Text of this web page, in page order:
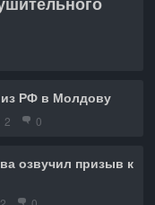
из РФ в Молдову
2 0
озвучил призыв к